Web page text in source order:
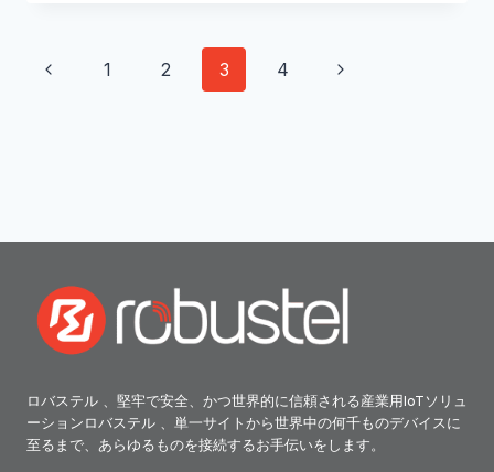
ペ
ビ
ゲ
ー
シ
ョ
前
1 2 3 4
次
ロバステル 、堅牢で安全、かつ世界的に信頼される産業用IoTソリュ
ーションロバステル 、単一サイトから世界中の何千ものデバイスに
至るまで、あらゆるものを接続するお手伝いをします。